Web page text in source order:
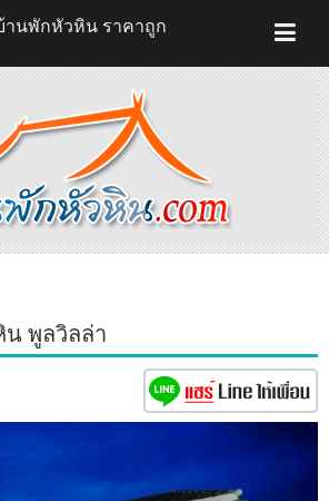
พูลวิลล่า
านพักหัวหิน ราคาถูก